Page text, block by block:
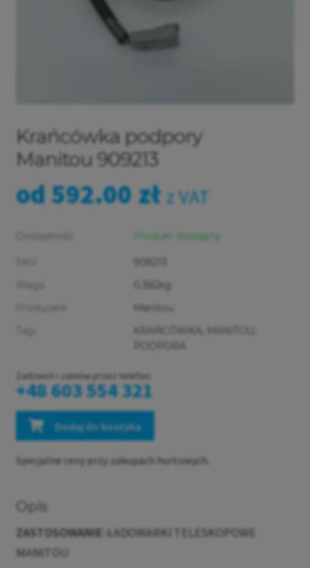
Krańcówka podpory
Manitou 909213
od592.00zł z VAT
Produkt dostępny
0.382kg
Manitou
KRAŃCÓWKA
Zadzwoń i zamów przez telefon:
+48 603 554 321
Dodaj do koszyka
Specjalne ceny przy zakupach hurtowych.
Opis
ZASTOSOWANIE: ŁADOWARKI
TELESKOPOWE
MANITOU